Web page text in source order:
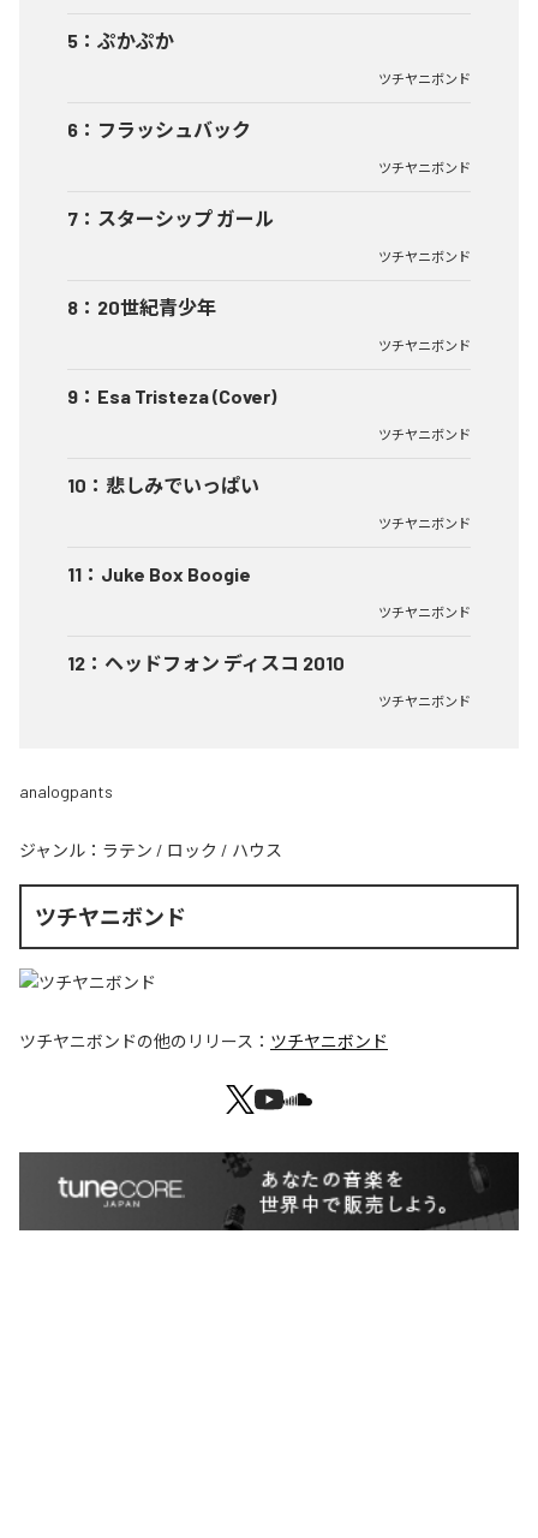
5 ： ぷかぷか
ツチヤニボンド
6 ： フラッシュバック
ツチヤニボンド
7 ： スターシップ ガール
ツチヤニボンド
8 ： 20世紀青少年
ツチヤニボンド
9 ： Esa Tristeza (Cover)
ツチヤニボンド
10 ： 悲しみでいっぱい
ツチヤニボンド
11 ： Juke Box Boogie
ツチヤニボンド
12 ： ヘッドフォン ディスコ 2010
ツチヤニボンド
analogpants
ジャンル： ラテン / ロック / ハウス
ツチヤニボンド
ツチヤニボンドの他のリリース： ツチヤニボンド